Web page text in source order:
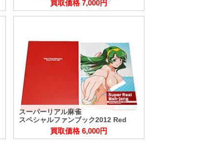
買取価格 7,000円
スーパーリアル麻雀
スペシャルファンブック2012 Red
買取価格 6,000円